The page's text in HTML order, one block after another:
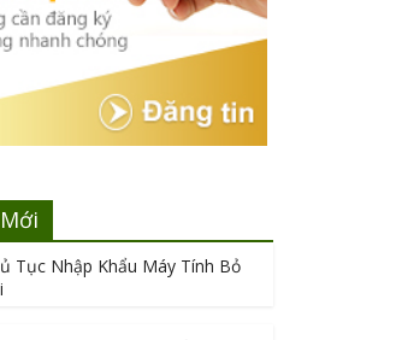
Tục Nhập Khẩu Máy Tính Bỏ